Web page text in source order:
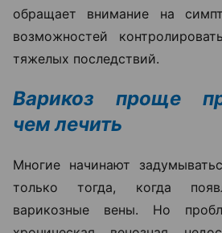
обращает внимание на
возможностей
тяжелых последствий.
Варикоз проще
чем лечить
Многие начинают
только тогда, когда
варикозные вены. Но